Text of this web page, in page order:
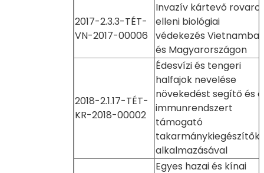
2017-2.3.3-TÉT-
VN-2017-00006
Invazív kártevő
elleni biológiai
védekezés
és Magyarországon
2018-2.1.17-TÉT-
KR-2018-00002
Édesvízi és tengeri
halfajok nevelése
növekedést segítő és
immunrendszert
támogató
takarmánykiegészítők
alkalmazásával
Egyes hazai és kínai